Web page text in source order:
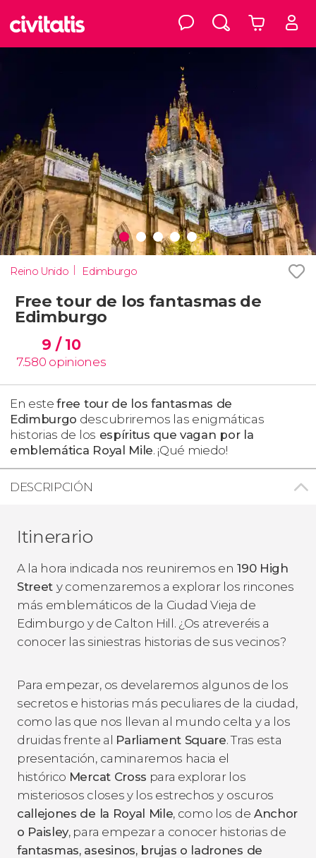
Reino Unido Edimburgo
Free tour de los fantasmas de
Edimburgo
9 / 10
7.580 opiniones
En estefree tour de los fantasmas de
Edimburgo descubriremos las enigmáticas
historias de los espíritus que vagan por la
emblemática Royal Mile. ¡Qué miedo!
DESCRIPCIÓN
Itinerario
A la hora indicada nos reuniremos en 190 High
Street​ y comenzaremos a explorar los rincones
más emblemáticos de la Ciudad Vieja de
Edimburgo y de Calton Hill. ¿Os atreveréis a
conocer las siniestras historias de sus vecinos?
Para empezar, os develaremos algunos de los
secretos e historias más peculiares de la ciudad,
como las que nos llevan al mundo celta y a los
druidas frente al Parliament Square. Tras esta
presentación, caminaremos hacia el
histórico Mercat Cross para explorar los
misteriosos closes y los estrechos y oscuros
callejones de la Royal Mile, como los de Anchor
o Paisley, para empezar a conocer historias de
fantasmas, asesinos, brujas o ladrones de